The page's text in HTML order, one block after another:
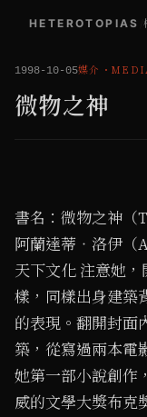
HETEROTOPIAS
1998-10-05媒介 ・
微物之神
書名：微物之神（
阿蘭達蒂‧洛伊（
天下文化 注意她
樣，同樣出身建築
的表現。翻開封面
築，從寫過兩本電
她第一部小說創作
威的文學大獎布克